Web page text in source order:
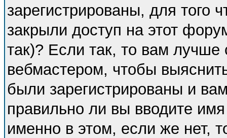
зарегистрированы, для того
закрыли доступ на этот
так)? Если так, то вам лучше
вебмастером, чтобы
были зарегистрированы и
правильно ли вы вводите
именно в этом, если же нет,